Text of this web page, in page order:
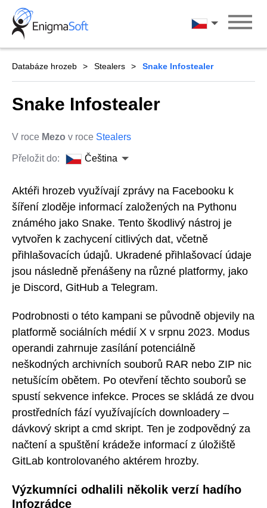
Skip
content
Čeština
Databáze hrozeb Stealers Snake Infostealer
Snake Infostealer
V roce Mezo v roce Stealers
Přeložit do: Čeština
Aktéři hrozeb využívají zprávy na Facebooku k
šíření zloděje informací založených na Pythonu
známého jako Snake. Tento škodlivý nástroj je
vytvořen k zachycení citlivých dat, včetně
přihlašovacích údajů. Ukradené přihlašovací údaje
jsou následně přenášeny na různé platformy, jako
je Discord, GitHub a Telegram.
Podrobnosti o této kampani se původně objevily na
platformě sociálních médií X v srpnu 2023. Modus
operandi zahrnuje zasílání potenciálně
neškodných archivních souborů RAR nebo ZIP nic
netušícím obětem. Po otevření těchto souborů se
spustí sekvence infekce. Proces se skládá ze dvou
prostředních fází využívajících downloadery –
dávkový skript a cmd skript. Ten je zodpovědný za
načtení a spuštění krádeže informací z úložiště
GitLab kontrolovaného aktérem hrozby.
Výzkumníci odhalili několik verzí hadího
Infozrádce